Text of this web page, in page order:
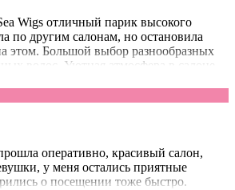
Wigs отличный парик высокого
по другим салонам, но остановила
этом. Большой выбор разнообразных
волос. Уютная атмосфера в салоне.
подробно отвечают на все
с Юлией, хочу поблагодарить ее за
обслуживание, терпение, понимание
Салон рекомендую!
оперативно, красивый салон,
у меня остались приятные
о посещении тоже быстро.